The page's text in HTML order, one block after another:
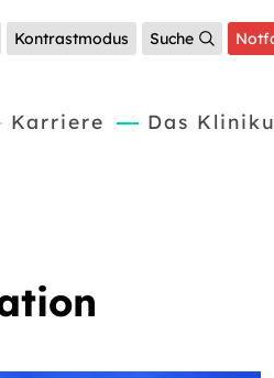
Kontrastmodus Suche
Karriere Das
(current)